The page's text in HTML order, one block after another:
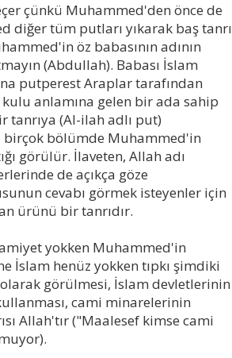
çünkü Muhammed'den önce de
diğer tüm putları yıkarak baş tanrı
öz babasının adının
(Abdullah). Babası İslam
putperest Araplar tarafından
anlamına gelen bir ada sahip
tanrıya (Al-ilah adlı put)
birçok bölümde Muhammed'in
görülür. İlaveten, Allah adı
de açıkça göze
cevabı görmek isteyenler için
ürünü bir tanrıdır.
yokken Muhammed'in
İslam henüz yokken tıpkı şimdiki
görülmesi, İslam devletlerinin
cami minarelerinin
Allah'tır ("Maalesef kimse cami